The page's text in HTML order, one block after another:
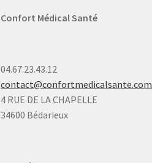
Confort Médical Santé
04.67.23.43.12
contact@confortmedicalsante.com
4 RUE DE LA CHAPELLE
34600 Bédarieux